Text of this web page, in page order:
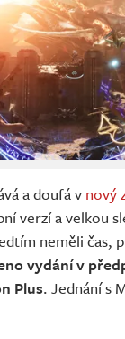
a doufá v nový
verzí a velkou
neměli čas,
vydání v
Plus. Jednání s